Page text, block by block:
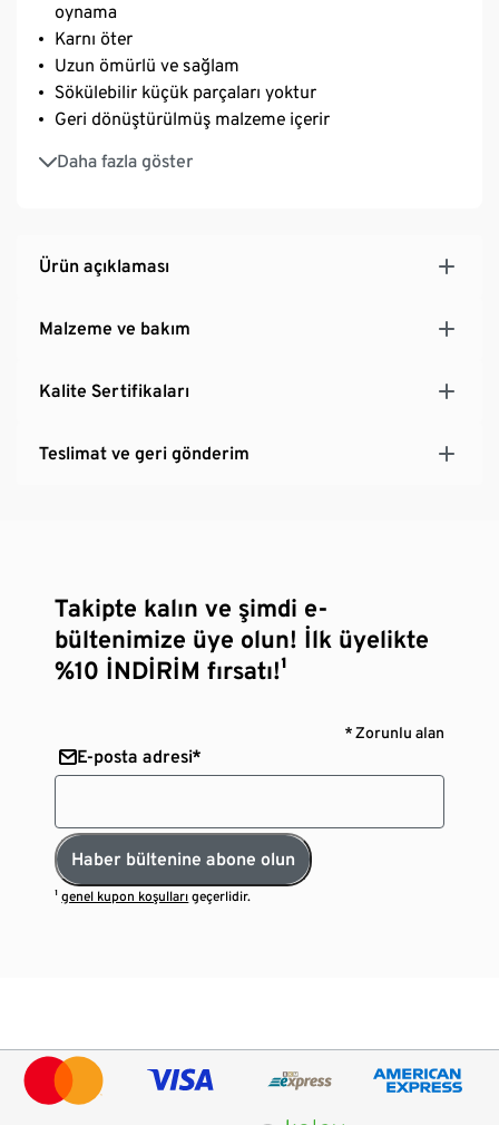
oynama
Karnı öter
Uzun ömürlü ve sağlam
Sökülebilir küçük parçaları yoktur
Geri dönüştürülmüş malzeme içerir
Daha fazla göster
Bu pelüş köpek oyuncağı doğal kaynakları korur
Ürün açıklaması
Malzeme ve bakım
Kalite Sertifikaları
Teslimat ve geri gönderim
Takipte kalın ve şimdi e-
bültenimize üye olun! İlk üyelikte
%10 İNDİRİM fırsatı!¹
* Zorunlu alan
E-posta adresi*
Haber bültenine abone olun
¹genel kupon koşulları geçerlidir.